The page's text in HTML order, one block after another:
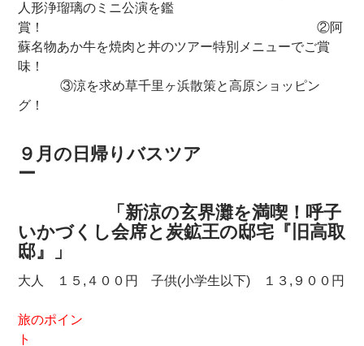
人形浄瑠璃のミニ公演を鑑
賞！ ②阿
蘇名物あか牛を焼肉と丼のツアー特別メニューでご賞
味！
③涼を求め草千里ヶ浜散策と高原ショッピン
グ！
９月の日帰りバスツア
ー
「新涼の玄界灘を満喫！呼子
いかづくし会席と炭鉱王の邸宅『旧高取
邸』」
大人 １５,４００円 子供(小学生以下) １３,９００円
旅のポイン
ト